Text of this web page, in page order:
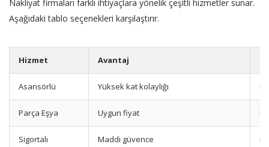
Nakliyat firmaları farklı ihtiyaçlara yönelik çeşitli hizmetler sunar.
Aşağıdaki tablo seçenekleri karşılaştırır.
Hizmet Avantaj
Asansörlü Yüksek kat kolaylığı
Parça Eşya Uygun fiyat
Sigortalı Maddi güvence